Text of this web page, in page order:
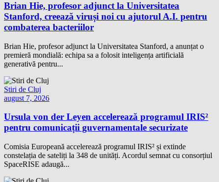
Brian Hie, profesor adjunct la Universitatea
Stanford, creează viruși noi cu ajutorul A.I. pentru
combaterea bacteriilor
Brian Hie, profesor adjunct la Universitatea Stanford, a anunțat o
premieră mondială: echipa sa a folosit inteligența artificială
generativă pentru...
Stiri de Cluj
august 7, 2026
Ursula von der Leyen accelerează programul IRIS²
pentru comunicații guvernamentale securizate
Comisia Europeană accelerează programul IRIS² și extinde
constelația de sateliți la 348 de unități. Acordul semnat cu consorțiul
SpaceRISE adaugă...